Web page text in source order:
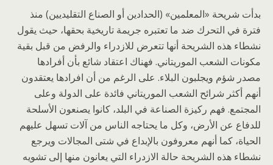
بدأت شريحة «المعلمين» (الحدادين أو الصناع التقليديين) منذ
فترة في التحرك ضد ما تعتبره جريمة تاريخية بحقها، حيث يقول
نشطاء هذه الشريحة أنها تتعرض للازدراء والرفض من قبل بقية
مكونات الشعب الموريتاني. فهناك اعتقاد شائع بأن أفرادها
مصدر شؤم ويجلبون البلاء. على الرغم من أن افرادها يعتقدون
أنهم أكثر شرائح الشعب الموريتاني فائدة على الدولة وعلى
المجتمع. فهم ركيزة الصناعة في البلد، كانوا يصنعون الأسلحة
للدفاع عن الأرض، وكل ما يحتاجه الناس من آلات تسهل عليهم
الحياة، كما أنهم معروفون بالإبداع في شتى المجالات ويرجع
نشطاء هذه الشريحة حالة الازدراء التي يعانون منها إلى تشويه